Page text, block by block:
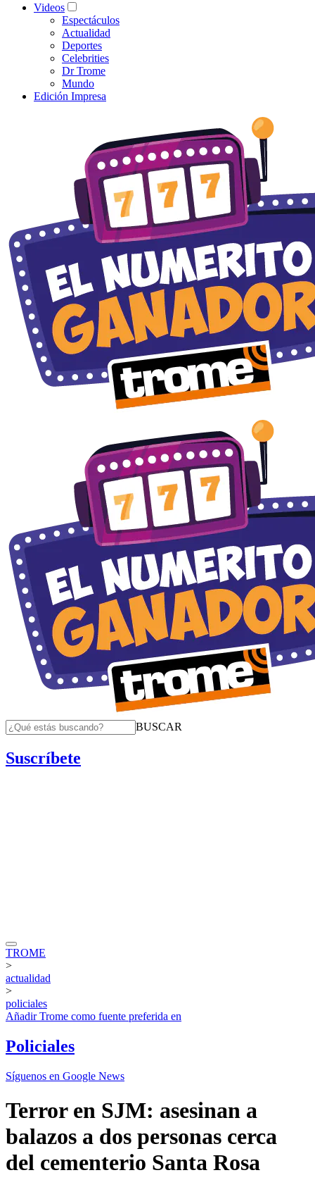
Videos
Espectáculos
Actualidad
Deportes
Celebrities
Dr Trome
Mundo
Edición Impresa
BUSCAR
Suscríbete
TROME
>
actualidad
>
policiales
AñadirTrome como fuente preferida en
Policiales
Síguenos en Google News
Terror en SJM: asesinan a
balazos a dos personas cerca
del cementerio Santa Rosa